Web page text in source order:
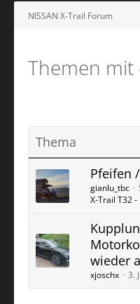
NISSAN X-Trail Forum
Themen mit
Thema
Pfeifen
gianlu_tbc
X-Trail T32
wieder
xjoschx 3.